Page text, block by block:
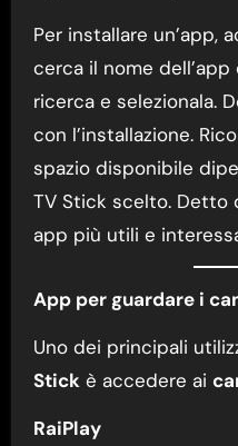
Per installare un’app,
cerca il nome
ricerca e selezionala.
con l’installazione.
spazio disponibile
TV Stick scelto. Detto
app più utili e
App per guardare i
Uno dei principali
Stickè accedere ai
RaiPlay